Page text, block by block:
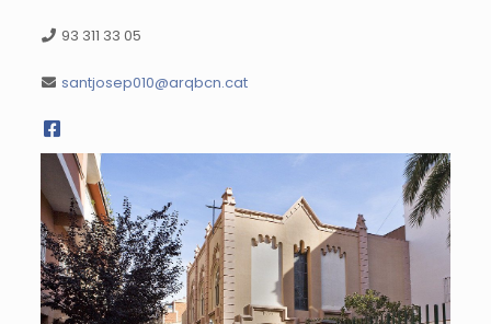
93 311 33 05
santjosep010@arqbcn.cat